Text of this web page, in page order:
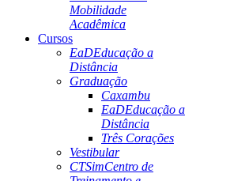
Mobilidade
Acadêmica
Cursos
EaDEducação a
Distância
Graduação
Caxambu
EaDEducação a
Distância
Três Corações
Vestibular
CTSimCentro de